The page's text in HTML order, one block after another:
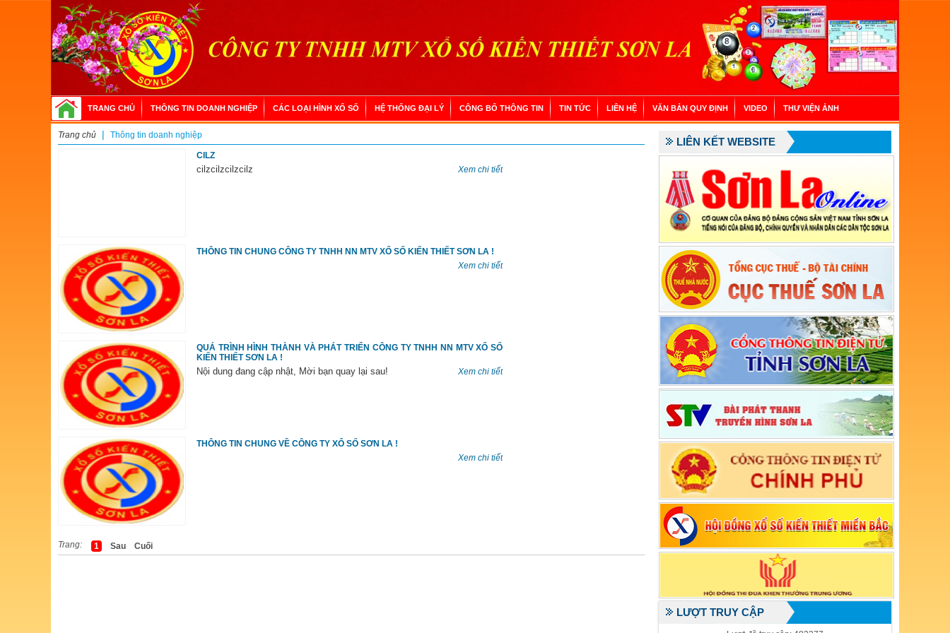
TRANG CHỦ THÔNG TIN DOANH NGHIỆP CÁC LOẠI HÌNH XỔ SỐ HỆ THỐNG ĐẠI LÝ CÔNG BỐ THÔNG TIN TIN TỨC LIÊN HỆ VĂN BẢN QUY ĐỊNH VIDEO THƯ VIỆN ẢNH
Trang chủ | Thông tin doanh nghiệp
CILZ
cilzcilzcilzcilz Xem chi tiết
THÔNG TIN CHUNG CÔNG TY TNHH NN MTV XỔ SỐ KIẾN THIẾT SƠN LA !
Xem chi tiết
QUÁ TRÌNH HÌNH THÀNH VÀ PHÁT TRIỂN CÔNG TY TNHH NN MTV XỔ SỐ
KIẾN THIẾT SƠN LA !
Nội dung đang cập nhật, Mời bạn quay lại sau! Xem chi tiết
THÔNG TIN CHUNG VỀ CÔNG TY XỔ SỐ SƠN LA !
Xem chi tiết
Trang: 1 Sau Cuối
LIÊN KẾT WEBSITE
LƯỢT TRUY CẬP